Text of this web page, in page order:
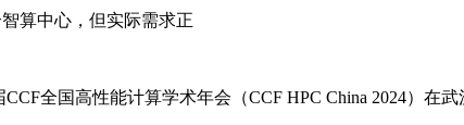
算中心，但实际需求正
全国高性能计算学术年会（CCF HPC China 2024）在